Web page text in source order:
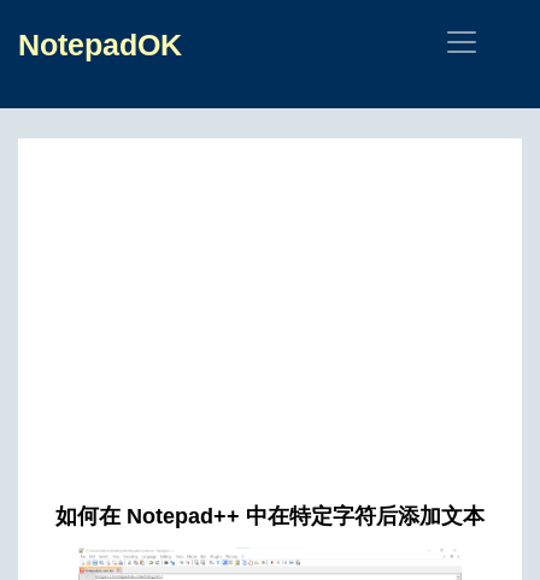
NotepadOK
如何在 Notepad++ 中在特定字符后添加文本